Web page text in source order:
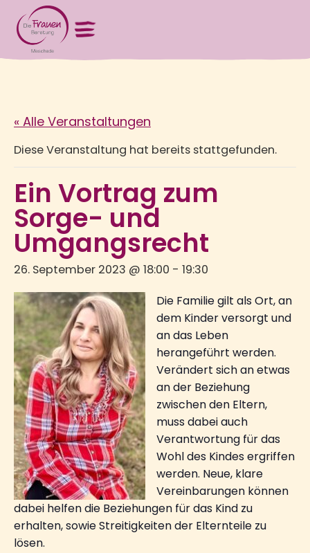
« Alle Veranstaltungen
Diese Veranstaltung hat bereits stattgefunden.
Ein Vortrag zum
Sorge- und
Umgangsrecht
26. September 2023 @ 18:00 - 19:30
Die Familie gilt als Ort, an
dem Kinder versorgt und
an das Leben
herangeführt werden.
Verändert sich an etwas
an der Beziehung
zwischen den Eltern,
muss dabei auch
Verantwortung für das
Wohl des Kindes ergriffen
werden. Neue, klare
Vereinbarungen können
dabei helfen die Beziehungen für das Kind zu
erhalten, sowie Streitigkeiten der Elternteile zu
lösen.